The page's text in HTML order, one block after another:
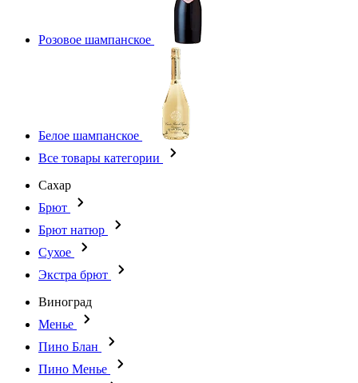
Розовое шампанское
Белое шампанское
Все товары категории
Сахар
Брют
Брют натюр
Сухое
Экстра брют
Виноград
Менье
Пино Блан
Пино Менье